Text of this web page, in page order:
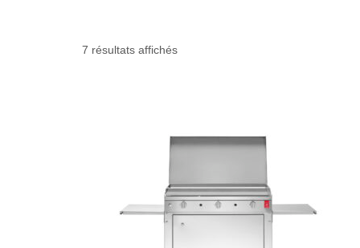
7 résultats affichés